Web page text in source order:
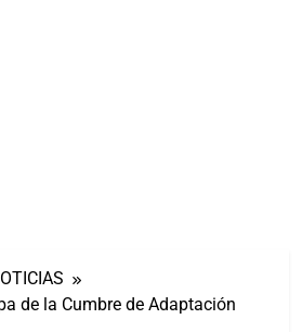
de la Cumbre de Adaptación